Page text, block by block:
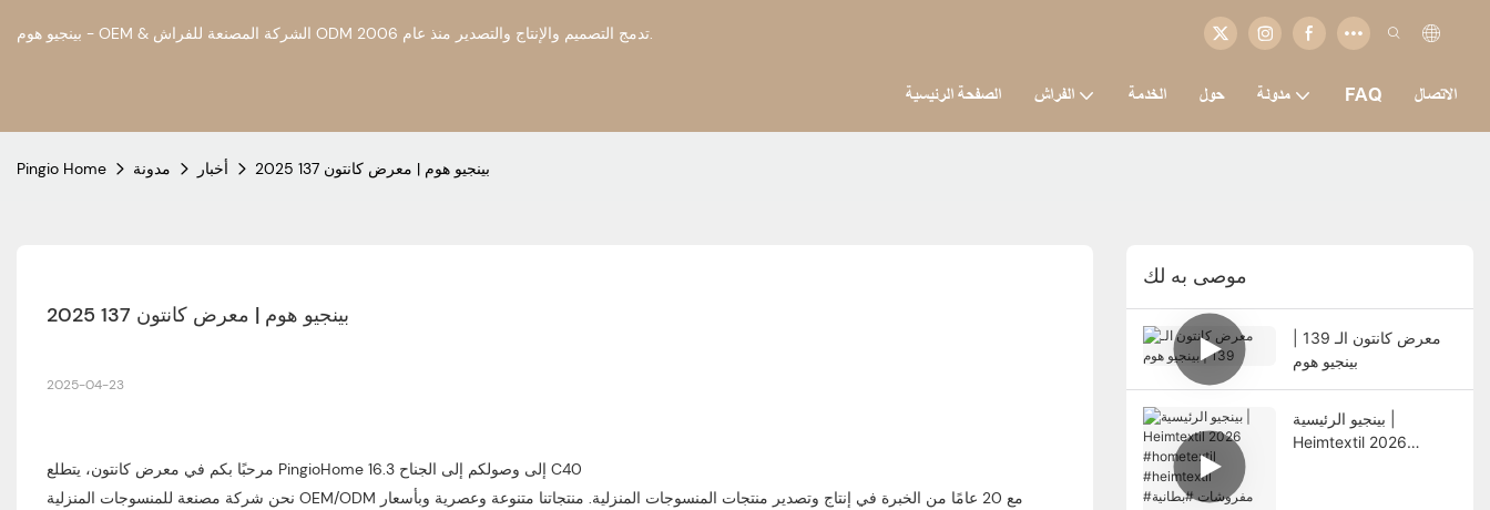
بينجيو هوم - OEM & الشركة المصنعة للفراش ODM تدمج التصميم والإنتاج والتصدير منذ عام 2006.
الصفحة الرئيسية الفراش الخدمة حول مدونة FAQ الاتصال
Pingio Home مدونة أخبار بينجيو هوم | معرض كانتون 137 2025
بينجيو هوم | معرض كانتون 137 2025
2025-04-23
مرحبًا بكم في معرض كانتون، يتطلع PingioHome إلى وصولكم إلى الجناح 16.3 C40
نحن شركة مصنعة للمنسوجات المنزلية OEM/ODM مع 20 عامًا من الخبرة في إنتاج وتصدير منتجات المنسوجات المنزلية. منتجاتنا متنوعة وعصرية وبأسعار
موصى به لك
بينجيو هوم
بينجيو الرئيسية |
Heimtextil 2026